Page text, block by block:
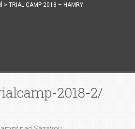
> TRIAL CAMP 2018 – HAMRY
2018-2/